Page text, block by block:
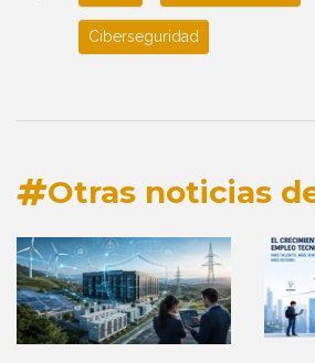
Ciberseguridad
Otras noticias